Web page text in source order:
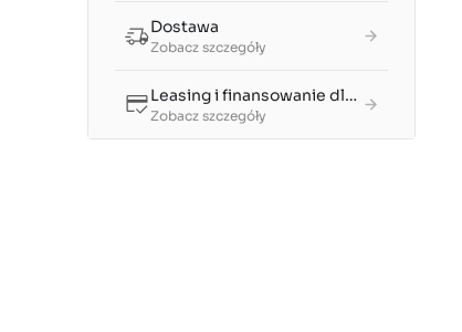
Dostawa
Zobacz szczegóły
Leasing i finansowanie dla firm
Zobacz szczegóły